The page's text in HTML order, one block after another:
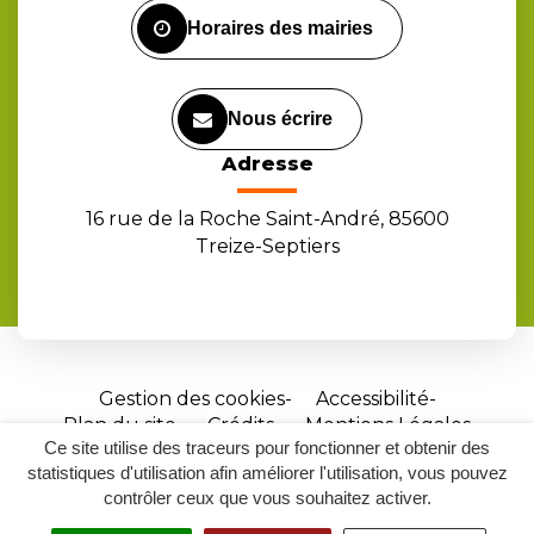
Ce site utilise des traceurs pour fonctionner et obtenir des
statistiques d'utilisation afin améliorer l'utilisation, vous pouvez
contrôler ceux que vous souhaitez activer.
Horaires des mairies
Nous écrire
Adresse
16 rue de la Roche Saint-André, 85600
Treize-Septiers
Gestion des cookies
Accessibilité
Plan du site
Crédits
Mentions Légales
Site
réalisé
par